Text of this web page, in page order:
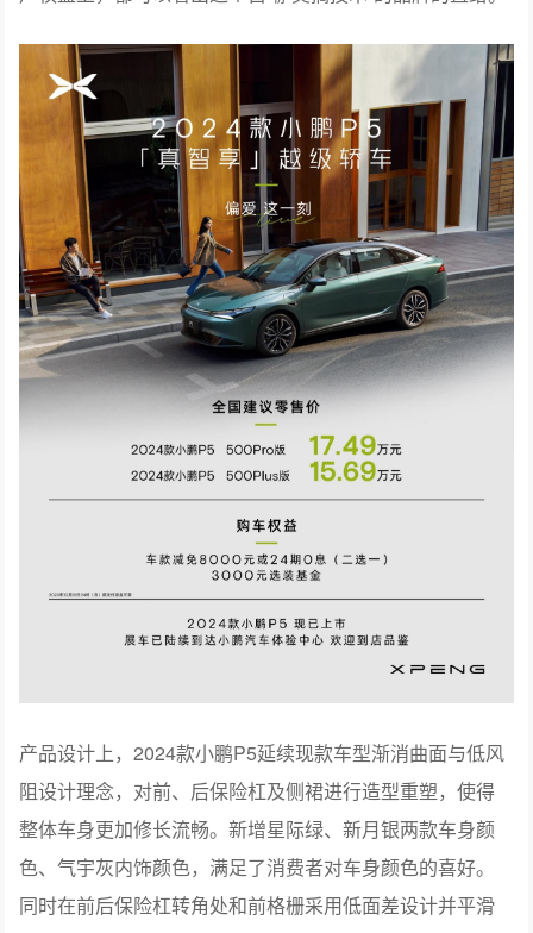
产品设计上，2024款小鹏P5延续现款车型渐消曲面与低风
阻设计理念，对前、后保险杠及侧裙进行造型重塑，使得
整体车身更加修长流畅。新增星际绿、新月银两款车身颜
色、气宇灰内饰颜色，满足了消费者对车身颜色的喜好。
同时在前后保险杠转角处和前格栅采用低面差设计并平滑